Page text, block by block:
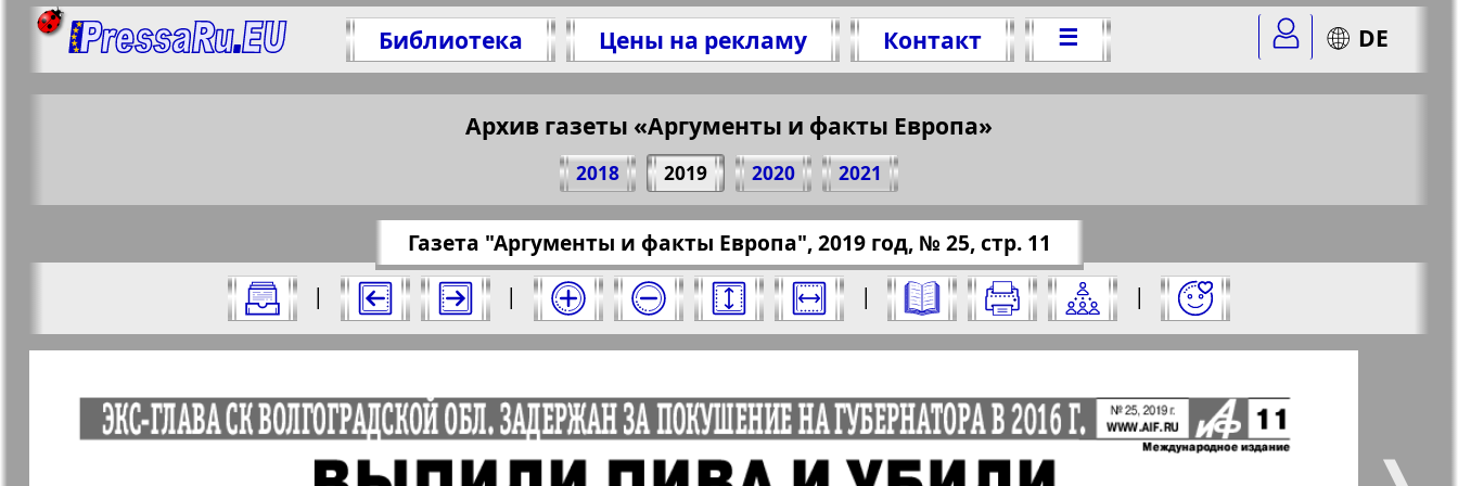
Библиотека Цены на рекламу Контакт ☰ DE
Архив газеты «Аргументы и факты Европа»
2018 2019 2020 2021
Все номера газеты "Аргументы и факты Европа" за 2019 год. Выберите номер и нажмите на него:
Газета "Аргументы и факты Европа", 2019 год, № 25, стр. 11
|
| | |
Страницы газеты "Аргументы и факты Европа". Номер: 25, 2019 год. Выберите страницу и нажмите на нее:
4
Отправить
Поделитесь 11 стр. газеты "Аргументы и факты Европа", № 25, 2019 г.
(Нажмите, чтобы скопировать ссылку)
https://pressaru.eu/?pub=argumenty-i-fakty-europa&god=2019&nomer=25&str=11
Актуальные газеты и журналы
Баден-
Берлинский
Все pro все